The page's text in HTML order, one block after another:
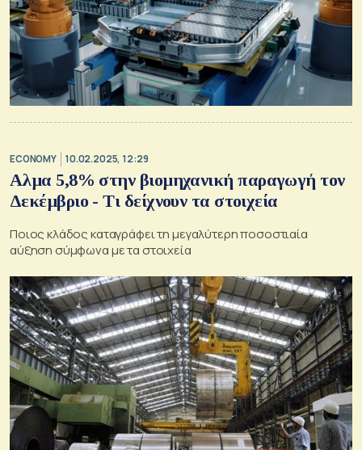
ECONOMY 10.02.2025, 12:29
Αλμα 5,8% στην βιομηχανική παραγωγή τον
Δεκέμβριο - Τι δείχνουν τα στοιχεία
Ποιος κλάδος καταγράφει τη μεγαλύτερη ποσοστιαία
αύξηση σύμφωνα με τα στοιχεία